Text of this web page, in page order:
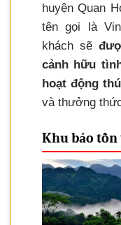
huyện Quan
tên gọi là
khách sẽ
cảnh hữu
hoạt động
và thưởng
Khu bảo